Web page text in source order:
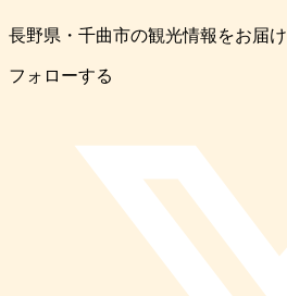
長野県・千曲市の観光情報をお届け
フォローする